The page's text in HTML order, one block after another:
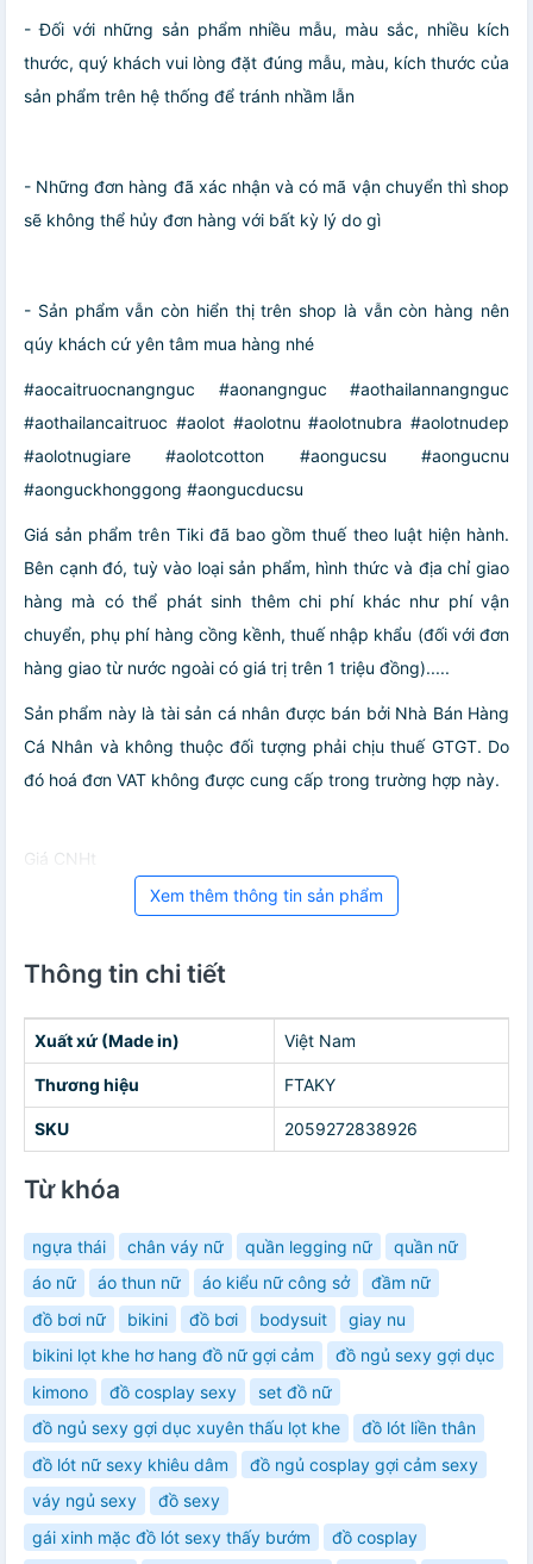
- Đối với những sản phẩm nhiều mẫu, màu sắc, nhiều kích
thước, quý khách vui lòng đặt đúng mẫu, màu, kích thước của
sản phẩm trên hệ thống để tránh nhầm lẫn
- Những đơn hàng đã xác nhận và có mã vận chuyển thì shop
sẽ không thể hủy đơn hàng với bất kỳ lý do gì
- Sản phẩm vẫn còn hiển thị trên shop là vẫn còn hàng nên
qúy khách cứ yên tâm mua hàng nhé
#aocaitruocnangnguc #aonangnguc #aothailannangnguc
#aothailancaitruoc #aolot #aolotnu #aolotnubra #aolotnudep
#aolotnugiare #aolotcotton #aongucsu #aongucnu
#aonguckhonggong #aongucducsu
Giá sản phẩm trên Tiki đã bao gồm thuế theo luật hiện hành.
Bên cạnh đó, tuỳ vào loại sản phẩm, hình thức và địa chỉ giao
hàng mà có thể phát sinh thêm chi phí khác như phí vận
chuyển, phụ phí hàng cồng kềnh, thuế nhập khẩu (đối với đơn
hàng giao từ nước ngoài có giá trị trên 1 triệu đồng).....
Sản phẩm này là tài sản cá nhân được bán bởi Nhà Bán Hàng
Cá Nhân và không thuộc đối tượng phải chịu thuế GTGT. Do
đó hoá đơn VAT không được cung cấp trong trường hợp này.
Giá CNHt
Xem thêm thông tin sản phẩm
Thông tin chi tiết
Xuất xứ (Made in) Việt Nam
Thương hiệu FTAKY
SKU 2059272838926
Từ khóa
ngựa thái chân váy nữ quần legging nữ
quần nữ
áo nữ
áo thun nữ áo kiểu nữ công sở
đầm nữ
đồ bơi nữ
bikini đồ bơi bodysuit
giay nu
bikini lọt khe hơ hang đồ nữ gợi cảm
đồ ngủ sexy gợi dục
kimono
đồ cosplay sexy
set đồ nữ
đồ ngủ sexy gợi dục xuyên thấu lọt khe
đồ lót liền thân
đồ lót nữ sexy khiêu dâm
đồ ngủ cosplay gợi cảm sexy
váy ngủ sexy
đồ sexy
gái xinh mặc đồ lót sexy thấy bướm
đồ cosplay